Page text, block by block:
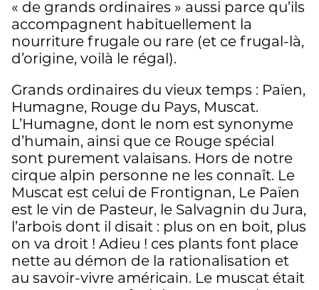
« de grands ordinaires » aussi parce qu’ils
accompagnent habituellement la
nourriture frugale ou rare (et ce frugal-là,
d’origine, voilà le régal).
Grands ordinaires du vieux temps : Païen,
Humagne, Rouge du Pays, Muscat.
L’Humagne, dont le nom est synonyme
d’humain, ainsi que ce Rouge spécial
sont purement valaisans. Hors de notre
cirque alpin personne ne les connaît. Le
Muscat est celui de Frontignan, Le Païen
est le vin de Pasteur, le Salvagnin du Jura,
l’arbois dont il disait : plus on en boit, plus
on va droit ! Adieu ! ces plants font place
nette au démon de la rationalisation et
au savoir-vivre américain. Le muscat était